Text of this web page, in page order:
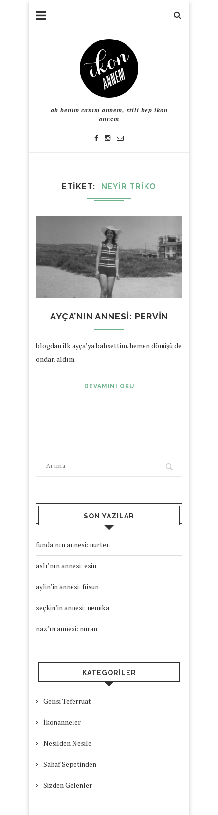
ah benim canım annem, stili hep ikon
annem
ETIKET NEYIR TRIKO
AYÇA’NIN ANNESI: PERVIN
blogdan ilk ayça’ya bahsettim. hemen dönüşü de
ondan aldım.
DEVAMINI OKU
SON YAZILAR
funda’nın annesi: nurten
aslı’nın annesi: esin
aylin’in annesi: füsun
seçkin’in annesi: nemika
naz’ın annesi: nuran
KATEGORILER
Gerisi Teferruat
İkonanneler
Nesilden Nesile
Sahaf Sepetinden
Sizden Gelenler